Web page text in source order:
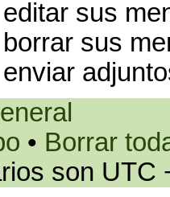
editar sus
borrar sus
enviar
• Borrar
son UTC